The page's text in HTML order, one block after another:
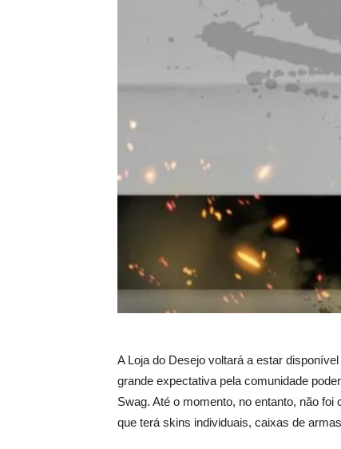
A Loja do Desejo voltará a estar
grande expectativa pela comunidade
Swag. Até o momento, no entanto, não
que terá skins individuais, caixas de